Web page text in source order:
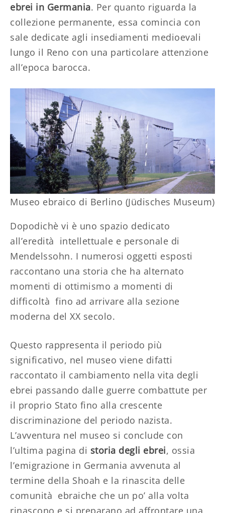
ebrei in Germania. Per quanto riguarda la
collezione permanente, essa comincia con
sale dedicate agli insediamenti medioevali
lungo il Reno con una particolare attenzione
all’epoca barocca.
Museo ebraico di Berlino (Jüdisches Museum)
Dopodichè vi è uno spazio dedicato
all’eredità intellettuale e personale di
Mendelssohn. I numerosi oggetti esposti
raccontano una storia che ha alternato
momenti di ottimismo a momenti di
difficoltà fino ad arrivare alla sezione
moderna del XX secolo.
Questo rappresenta il periodo più
significativo, nel museo viene difatti
raccontato il cambiamento nella vita degli
ebrei passando dalle guerre combattute per
il proprio Stato fino alla crescente
discriminazione del periodo nazista.
L’avventura nel museo si conclude con
l’ultima pagina di storia degli ebrei, ossia
l’emigrazione in Germania avvenuta al
termine della Shoah e la rinascita delle
comunità ebraiche che un po’ alla volta
rinascono e si preparano ad affrontare una